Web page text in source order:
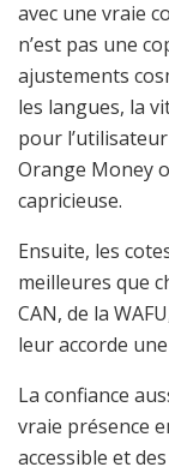
avec une vraie
n’est pas une
ajustements
les langues, la
pour
Orange Money
capricieuse.
Ensuite, les
meilleures que
CAN, de la
leur accorde
La confiance
vraie présence
accessible et